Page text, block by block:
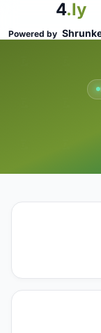
4.ly
Powered by